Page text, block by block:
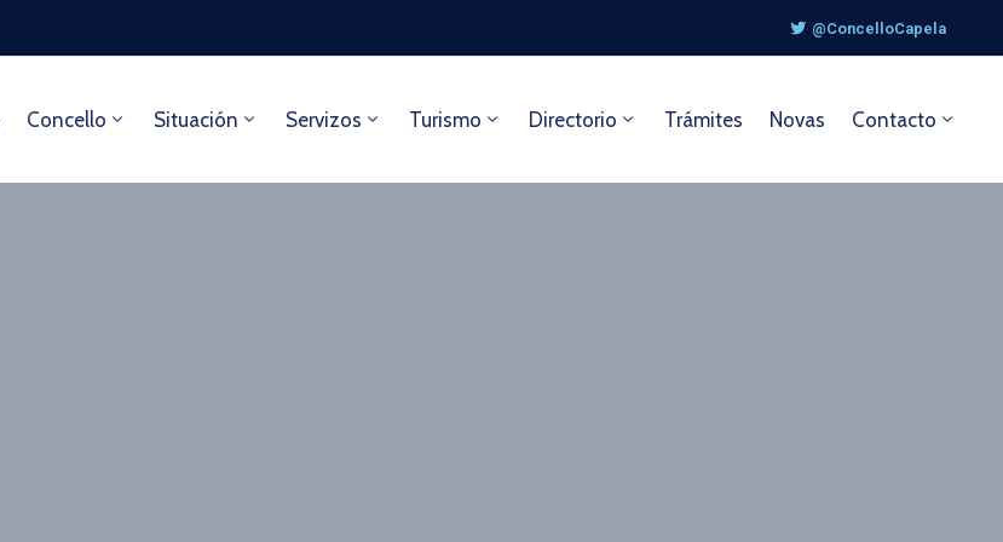
@ConcelloCapela
Concello Situación Servizos Turismo Directorio Trámites Novas Contacto